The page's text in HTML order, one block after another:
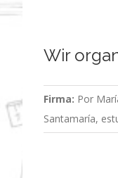
Wir
Firma: Por
Santamaría,